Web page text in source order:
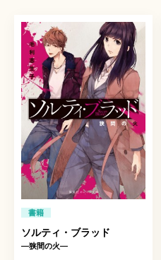
書籍
ソルティ・ブラッド
―狭間の火―